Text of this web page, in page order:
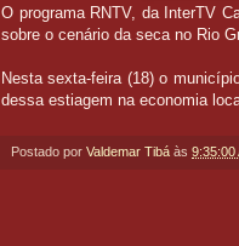
O programa RNTV, da InterTV
sobre o cenário da seca no Rio
Nesta sexta-feira (18) o
dessa estiagem na economia
Postado por Valdemar Tibá às 9:35:00